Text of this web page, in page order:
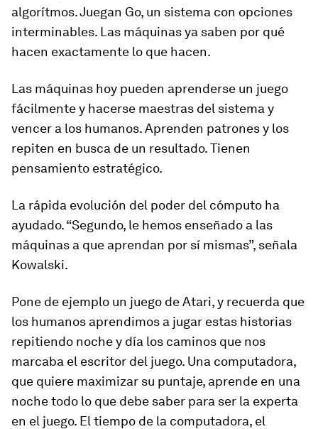
algorítmos. Juegan Go, un sistema con opciones
interminables. Las máquinas ya saben por qué
hacen exactamente lo que hacen.
Las máquinas hoy pueden aprenderse un juego
fácilmente y hacerse maestras del sistema y
vencer a los humanos. Aprenden patrones y los
repiten en busca de un resultado. Tienen
pensamiento estratégico.
La rápida evolución del poder del cómputo ha
ayudado. “Segundo, le hemos enseñado a las
máquinas a que aprendan por sí mismas”, señala
Kowalski.
Pone de ejemplo un juego de Atari, y recuerda que
los humanos aprendimos a jugar estas historias
repitiendo noche y día los caminos que nos
marcaba el escritor del juego. Una computadora,
que quiere maximizar su puntaje, aprende en una
noche todo lo que debe saber para ser la experta
en el juego. El tiempo de la computadora, el